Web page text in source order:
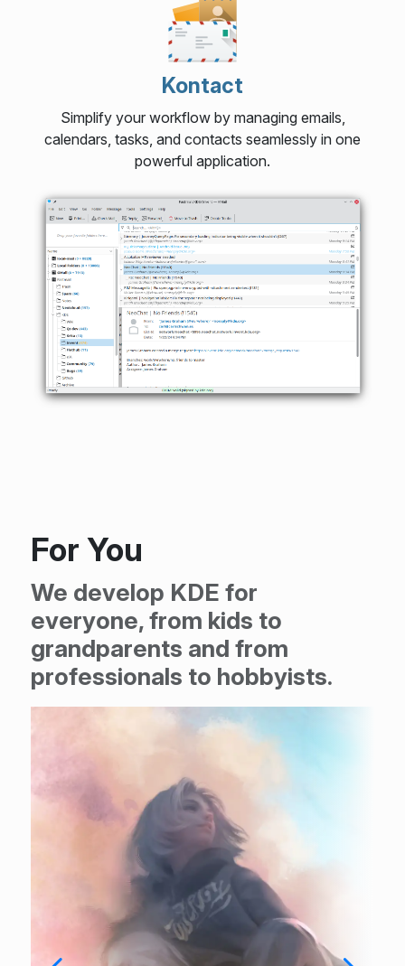
Kontact
Simplify your workflow by managing emails,
calendars, tasks, and contacts seamlessly in one
powerful application.
For You
We develop KDE for
everyone, from kids to
grandparents and from
professionals to hobbyists.